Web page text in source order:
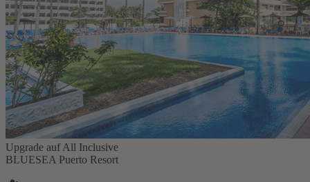
Upgrade auf All Inclusive
BLUESEA Puerto Resort